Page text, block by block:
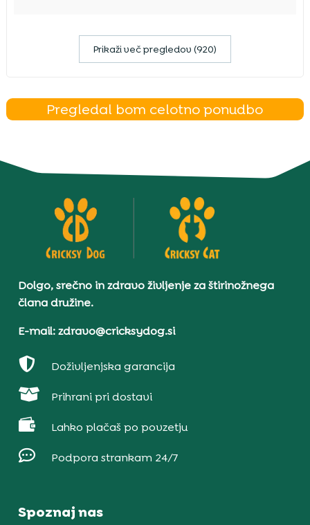
Prikaži več pregledov (920)
Pregledal bom celotno ponudbo
Dolgo, srečno in zdravo življenje za štirinožnega
člana družine.
E-mail: zdravo@cricksydog.si
 Doživljenjska garancija
 Prihrani pri dostavi
 Lahko plačaš po povzetju
 Podpora strankam 24/7
Spoznaj nas